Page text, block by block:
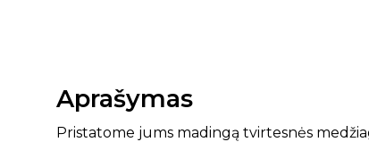
Aprašymas
Pristatome jums madingą tvirtesnės